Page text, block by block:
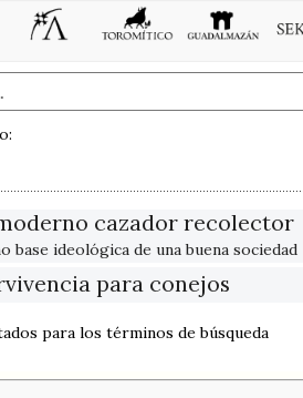
cazador recolector
base ideológica de una buena sociedad
para conejos
para los términos de búsqueda